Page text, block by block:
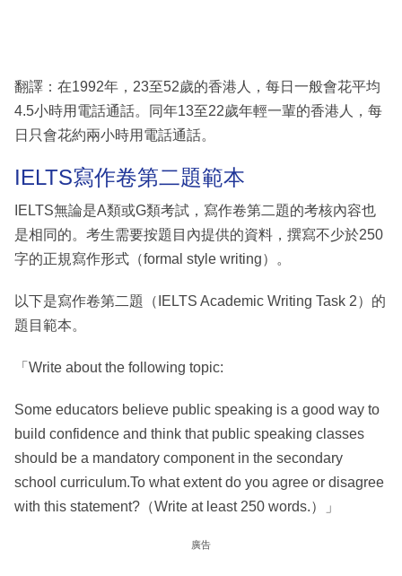
翻譯：在1992年，23至52歲的香港人，每日一般會花平均
4.5小時用電話通話。同年13至22歲年輕一輩的香港人，每
日只會花約兩小時用電話通話。
IELTS寫作卷第二題範本
IELTS無論是A類或G類考試，寫作卷第二題的考核內容也
是相同的。考生需要按題目內提供的資料，撰寫不少於250
字的正規寫作形式（formal style writing）。
以下是寫作卷第二題（IELTS Academic Writing Task 2）的
題目範本。
「Write about the following topic:
Some educators believe public speaking is a good way to
build confidence and think that public speaking classes
should be a mandatory component in the secondary
school curriculum.To what extent do you agree or disagree
with this statement?（Write at least 250 words.）」
廣告